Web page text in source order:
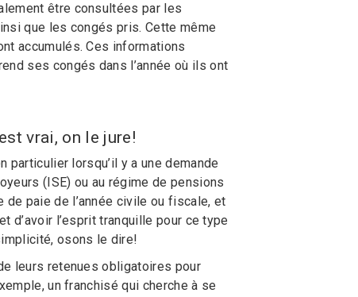
être consultées par les
que les congés pris. Cette même
accumulés. Ces informations
ses congés dans l’année où ils ont
vrai, on le jure!
lorsqu’il y a une demande
(ISE) ou au régime de pensions
de paie de l’année civile ou fiscale, et
d’avoir l’esprit tranquille pour ce type
osons le dire!
leurs retenues obligatoires pour
un franchisé qui cherche à se